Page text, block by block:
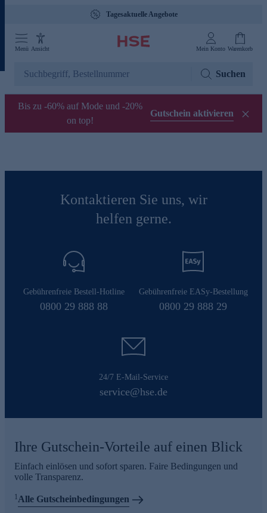
Tagesaktuelle Angebote
Menü Ansicht Mein Konto Warenkorb
Suchen
Bis zu -60% auf Mode und -20%
on top!
Gutschein aktivieren
Kontaktieren Sie uns, wir
helfen gerne.
Gebührenfreie Bestell-Hotline
0800 29 888 88
Gebührenfreie EASy-Bestellung
0800 29 888 29
24/7 E-Mail-Service
service@hse.de
Ihre Gutschein-Vorteile auf einen Blick
Einfach einlösen und sofort sparen. Faire Bedingungen und
volle Transparenz.
1Alle Gutscheinbedingungen